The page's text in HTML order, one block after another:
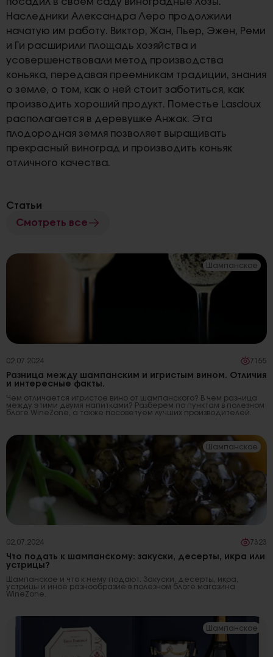
Наследники Александра Леро продолжили
начатую им работу. Виктор, Жан, Пьер, Эжен, Реми
и Ги расширили площадь хозяйства и
усовершенствовали метод производства
коньяка, передавая преемникам традиции, знания
о земле, о том, как о ней стоит заботиться, как
производить хороший продукт. Поместье Lasdoux
располагается в деревушке Анжак. Эта
плодородная земля позволяет выращивать
прекрасный виноград и производить коньяк
отличного качества.
Статьи
Смотреть все
Шампанское
02.07.2024 7155
Разница между шампанским и игристым вином. Отличия
и интересные факты.
Чем отличается игристое вино от шампанского? В чем разница
между этими двумя напитками? Разберем по пунктам в полезном
блоге WineZone, а также посоветуем лучших производителей.
Шампанское
02.07.2024 7323
Что подать к шампанскому: закуски, десерты, икра или
устрицы?
Шампанское и что к нему подают. Закуски, десерты, икра,
устрицы и иное разнообразие в полезном блоге магазина
WineZone.
Шампанское